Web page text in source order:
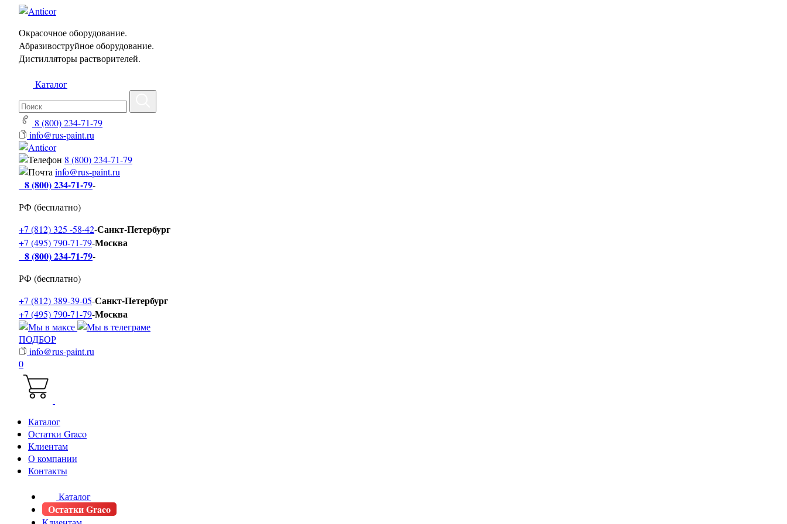
Окрасочное оборудование.
Абразивоструйное оборудование.
Дистилляторы растворителей.
Каталог
8 (800) 234-71-79
info@rus-paint.ru
8 (800) 234-71-79
info@rus-paint.ru
8 (800) 234-71-79-
РФ (бесплатно)
+7 (812) 325 -58-42-Санкт-Петербург
+7 (495) 790-71-79-Москва
8 (800) 234-71-79-
РФ (бесплатно)
+7 (812) 389-39-05-Санкт-Петербург
+7 (495) 790-71-79-Москва
ПОДБОР
info@rus-paint.ru
0
Каталог
Остатки Graco
Клиентам
О компании
Контакты
Каталог
Остатки Graco